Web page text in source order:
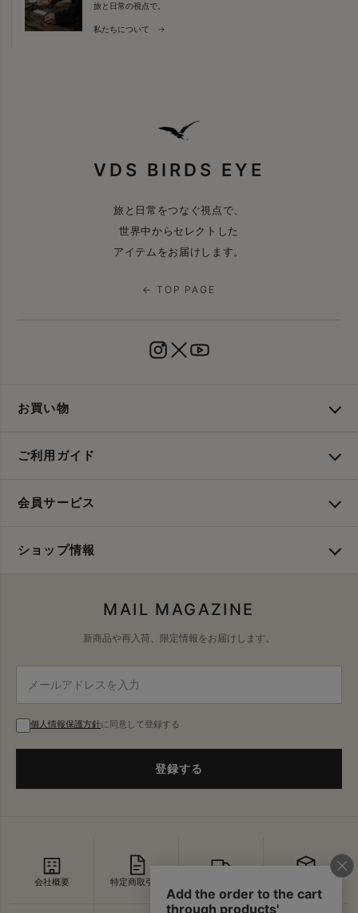
旅と日常の視点で。
私たちについて →
VDS BIRDS EYE
旅と日常をつなぐ視点で、
世界中からセレクトした
アイテムをお届けします。
← TOP PAGE
お買い物
ご利用ガイド
会員サービス
ショップ情報
MAIL MAGAZINE
新商品や再入荷、限定情報をお届けします。
個人情報保護方針に同意して登録する
登録する
会社概要 特定商取引法